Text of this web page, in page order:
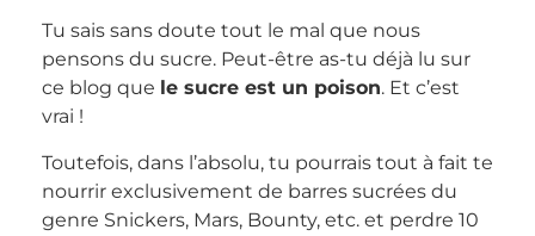
Tu sais sans doute tout le mal que nous
pensons du sucre. Peut-être as-tu déjà lu sur
ce blog que le sucre est un poison. Et c’est
vrai !
Toutefois, dans l’absolu, tu pourrais tout à fait te
nourrir exclusivement de barres sucrées du
genre Snickers, Mars, Bounty, etc. et perdre 10